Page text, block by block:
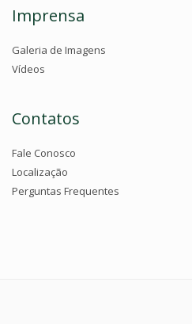
Imprensa
Galeria de Imagens
Vídeos
Contatos
Fale Conosco
Localização
Perguntas Frequentes